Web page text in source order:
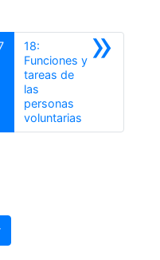
»
18:
Funciones y
tareas de
las
personas
voluntarias